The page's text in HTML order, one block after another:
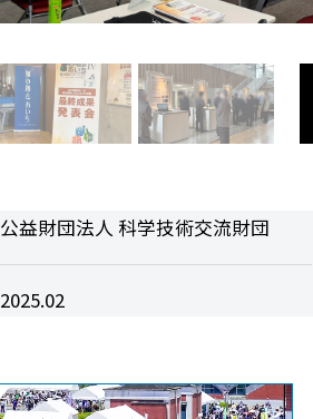
公益財団法人 科学技術交流財団
2025.02